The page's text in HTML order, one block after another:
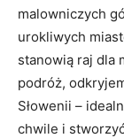
malowniczych
urokliwych‍
stanowią raj dla
podróż,
Słowenii –
chwile i